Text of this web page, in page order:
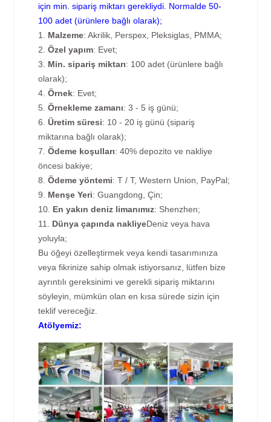
için min. sipariş miktarı gerekliydi. Normalde 50-
100 adet (ürünlere bağlı olarak);
1. Malzeme: Akrilik, Perspex, Pleksiglas, PMMA;
2.Özel yapım: Evet;
3. Min. sipariş miktarı: 100 adet (ürünlere bağlı
olarak);
4.Örnek: Evet;
5. Örnekleme zamanı: 3 - 5 iş günü;
6.Üretim süresi: 10 - 20 iş günü (sipariş
miktarına bağlı olarak);
7.Ödeme koşulları: 40% depozito ve nakliye
öncesi bakiye;
8.Ödeme yöntemi: T / T, Western Union, PayPal;
9. Menşe Yeri: Guangdong, Çin;
10. En yakın deniz limanımız: Shenzhen;
11. Dünya çapında nakliyeDeniz veya hava
yoluyla;
Bu öğeyi özelleştirmek veya kendi tasarımınıza
veya fikrinize sahip olmak istiyorsanız, lütfen bize
ayrıntılı gereksinimi ve gerekli sipariş miktarını
söyleyin, mümkün olan en kısa sürede sizin için
teklif vereceğiz.
Atölyemiz: